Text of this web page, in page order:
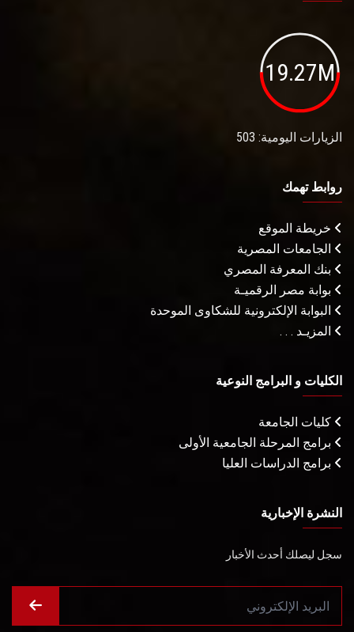
19.27M
الزيارات اليومية: 503
روابط تهمك
خريطة الموقع
الجامعات المصرية
بنك المعرفة المصري
بوابة مصر الرقميـة
البوابة الإلكترونية للشكاوى الموحدة
المزيـد . . .
الكليات و البرامج النوعية
كليات الجامعة
برامج المرحلة الجامعية الأولى
برامج الدراسات العليا
النشرة الإخبارية
سجل ليصلك أحدث الأخبار